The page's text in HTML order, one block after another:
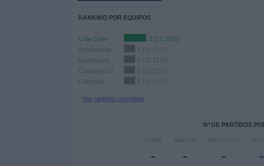
RANKING POR EQUIPOS
U de Chile
2 (22,22%)
Antofagasta
1 (11,11%)
Huachipato
1 (11,11%)
1 (11,11%)
Cobresal
1 (11,11%)
Ver ranking completo
Nº DE PARTIDOS
LUNES
-
MARTES
-
MIÉRCOLES
- -